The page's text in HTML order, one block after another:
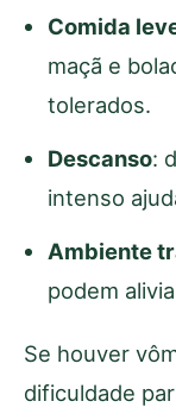
Comida
maçã e
tolerados.
Descanso:
intenso
Ambiente
podem
Se houver
dificuldade